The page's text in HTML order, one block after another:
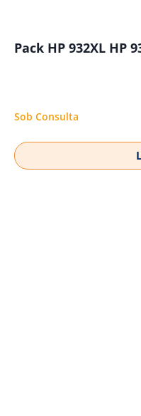
Pack HP 932XL HP
Sob Consulta